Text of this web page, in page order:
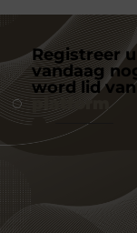
Registreer u
vandaag
word lid van
platform